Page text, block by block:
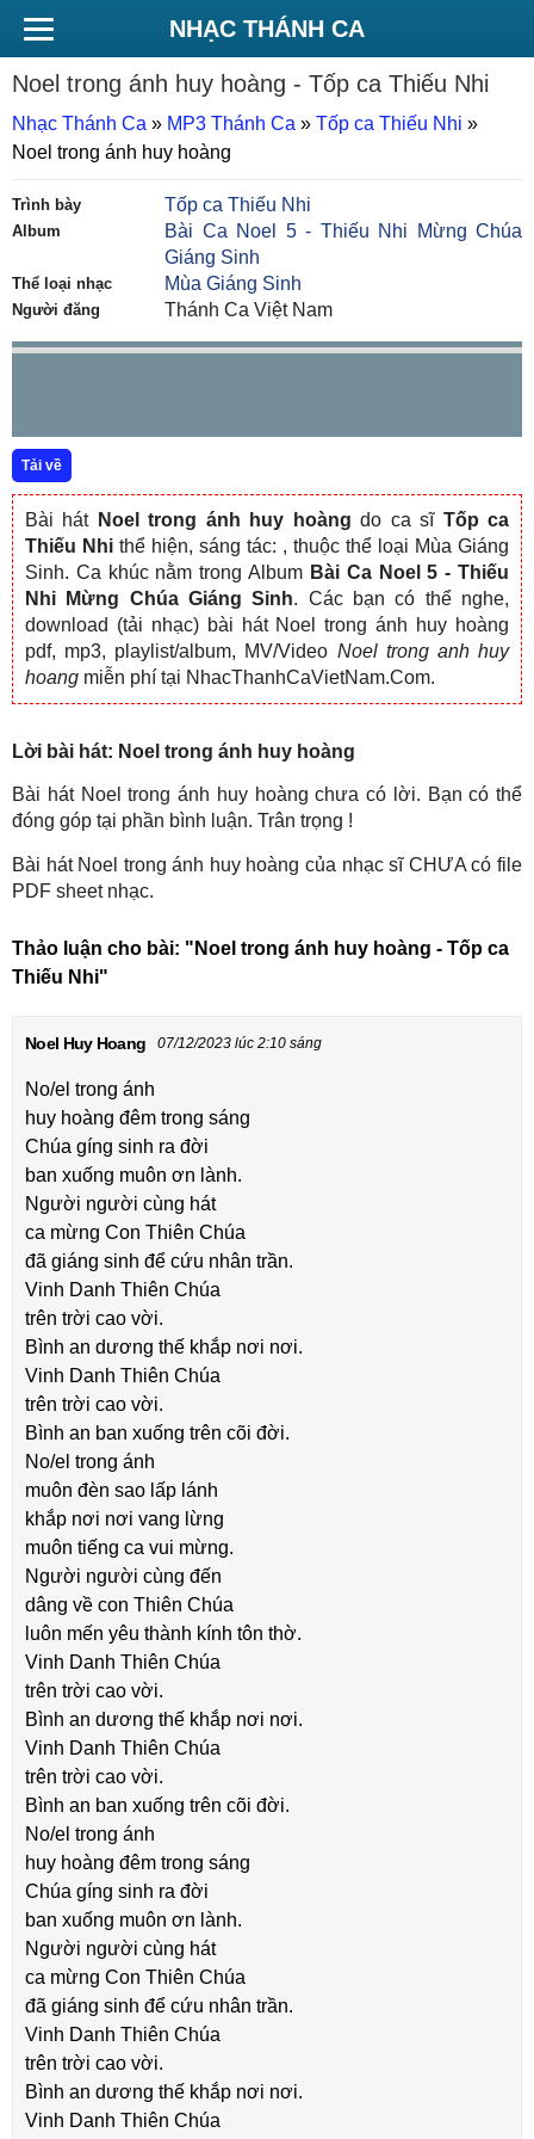
NHẠC THÁNH CA
Noel trong ánh huy hoàng - Tốp ca Thiếu Nhi
Nhạc Thánh Ca » MP3 Thánh Ca » Tốp ca Thiếu Nhi »
Noel trong ánh huy hoàng
Trình bày Tốp ca Thiếu Nhi
Album
Bài Ca Noel 5 - Thiếu Nhi Mừng Chúa
Giáng Sinh
Thể loại nhạc Mùa Giáng Sinh
Người đăng Thánh Ca Việt Nam
Tải về
Bài hát Noel trong ánh huy hoàng do ca sĩ Tốp ca
Thiếu Nhi thể hiện, sáng tác: , thuộc thể loại Mùa Giáng
Sinh. Ca khúc nằm trong Album Bài Ca Noel 5 - Thiếu
Nhi Mừng Chúa Giáng Sinh. Các bạn có thể nghe,
download (tải nhạc) bài hát Noel trong ánh huy hoàng
pdf, mp3, playlist/album, MV/Video Noel trong anh huy
hoang miễn phí tại NhacThanhCaVietNam.Com.
Lời bài hát: Noel trong ánh huy hoàng
Bài hát Noel trong ánh huy hoàng chưa có lời. Bạn có thể
đóng góp tại phần bình luận. Trân trọng !
Bài hát Noel trong ánh huy hoàng của nhạc sĩ CHƯA có file
PDF sheet nhạc.
Thảo luận cho bài: "Noel trong ánh huy hoàng - Tốp ca
Thiếu Nhi"
Noel Huy Hoang 07/12/2023 lúc 2:10 sáng
No/el trong ánh
huy hoàng đêm trong sáng
Chúa gíng sinh ra đời
ban xuống muôn ơn lành.
Người người cùng hát
ca mừng Con Thiên Chúa
đã giáng sinh để cứu nhân trần.
Vinh Danh Thiên Chúa
trên trời cao vời.
Bình an dương thế khắp nơi nơi.
Vinh Danh Thiên Chúa
trên trời cao vời.
Bình an ban xuống trên cõi đời.
No/el trong ánh
muôn đèn sao lấp lánh
khắp nơi nơi vang lừng
muôn tiếng ca vui mừng.
Người người cùng đến
dâng về con Thiên Chúa
luôn mến yêu thành kính tôn thờ.
Vinh Danh Thiên Chúa
trên trời cao vời.
Bình an dương thế khắp nơi nơi.
Vinh Danh Thiên Chúa
trên trời cao vời.
Bình an ban xuống trên cõi đời.
No/el trong ánh
huy hoàng đêm trong sáng
Chúa gíng sinh ra đời
ban xuống muôn ơn lành.
Người người cùng hát
ca mừng Con Thiên Chúa
đã giáng sinh để cứu nhân trần.
Vinh Danh Thiên Chúa
trên trời cao vời.
Bình an dương thế khắp nơi nơi.
Vinh Danh Thiên Chúa